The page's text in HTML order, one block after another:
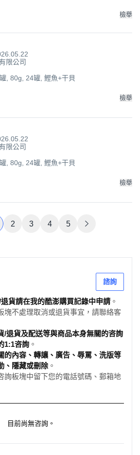
檢舉
限公司
, 80g, 24罐, 鰹魚+干貝
檢舉
限公司
, 80g, 24罐, 鰹魚+干貝
檢舉
2 3 4 5
諮詢
貨請在我的酷澎購買記錄中申請 。
塊不處理取消或退貨事宜，請聯絡客
/退貨及配送等與商品本身無關的咨詢
1:1咨詢 。
的內容、轉讓、廣告、辱罵、洗版等
、隱藏或刪除。
詢板塊中留下您的電話號碼、郵箱地
目前尚無咨詢。